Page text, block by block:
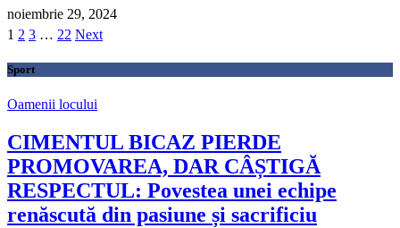
noiembrie 29, 2024
1 2 3 … 22 Next
Sport
Oamenii locului
CIMENTUL BICAZ PIERDE
PROMOVAREA, DAR CÂȘTIGĂ
RESPECTUL: Povestea unei echipe
renăscută din pasiune și sacrificiu